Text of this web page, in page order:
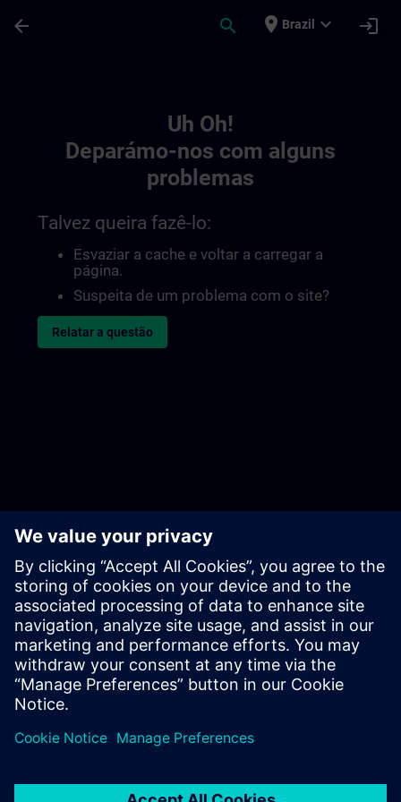
arrow_back search place Brazil expand_more login
Uh Oh!
Deparámo-nos com alguns
problemas
Talvez queira fazê-lo:
Esvaziar a cache e voltar a carregar a
página.
Suspeita de um problema com o site?
Relatar a questão